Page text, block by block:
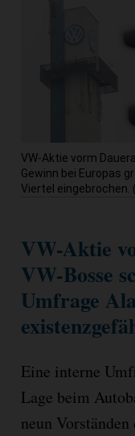
VW-Aktie vorm
Gewinn bei Europas
Viertel eingebrochen.
VW-Aktie
VW-Bosse
Umfrage
Eine interne
Lage beim
neun